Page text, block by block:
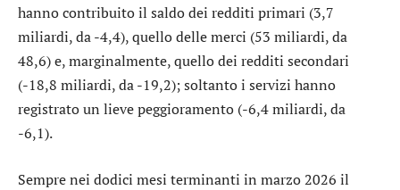
hanno contribuito il saldo dei redditi primari (3,7
miliardi, da -4,4), quello delle merci (53 miliardi, da
48,6) e, marginalmente, quello dei redditi secondari
(-18,8 miliardi, da -19,2); soltanto i servizi hanno
registrato un lieve peggioramento (-6,4 miliardi, da
-6,1).
Sempre nei dodici mesi terminanti in marzo 2026 il